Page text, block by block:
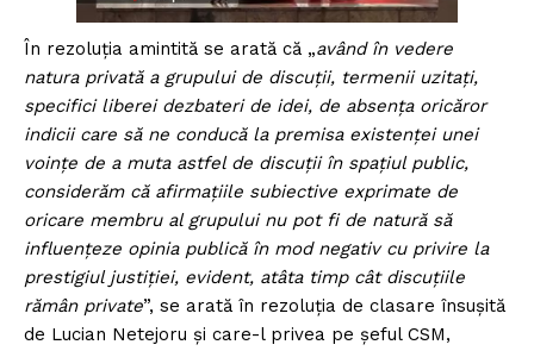
În rezoluția amintită se arată că „având în vedere
natura privată a grupului de discuții, termenii uzitați,
specifici liberei dezbateri de idei, de absența oricăror
indicii care să ne conducă la premisa existenței unei
voințe de a muta astfel de discuții în spațiul public,
considerăm că afirmațiile subiective exprimate de
oricare membru al grupului nu pot fi de natură să
influențeze opinia publică în mod negativ cu privire la
prestigiul justiției, evident, atâta timp cât discuțiile
rămân private”, se arată în rezoluția de clasare însușită
de Lucian Netejoru și care-l privea pe șeful CSM,